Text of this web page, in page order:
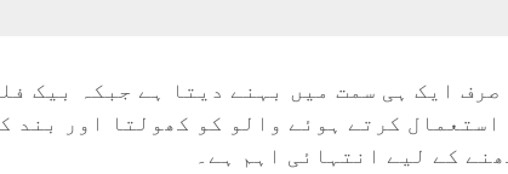
ایک ہی سمت میں بہنے دیتا ہے جبکہ بیک
کرتے ہوئے والو کو کھولتا اور بند
کے لیے انتہائی اہم ہے۔